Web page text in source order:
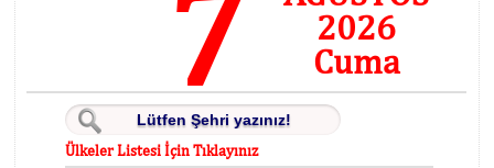
2026
Cuma
Ülkeler Listesi İçin Tıklayınız